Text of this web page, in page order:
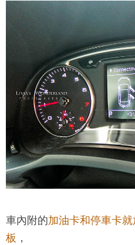
車內附的加油卡和停車卡
板 ，